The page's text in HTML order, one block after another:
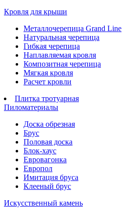
Кровля для крыши
Металлочерепица Grand Line
Натуральная черепица
Гибкая черепица
Наплавляемая кровля
Композитная черепица
Мягкая кровля
Расчет кровли
Плитка тротуарная
Пиломатериалы
Доска обрезная
Брус
Половая доска
Блок-хаус
Евровагонка
Европол
Имитация бруса
Клееный брус
Искусственный камень